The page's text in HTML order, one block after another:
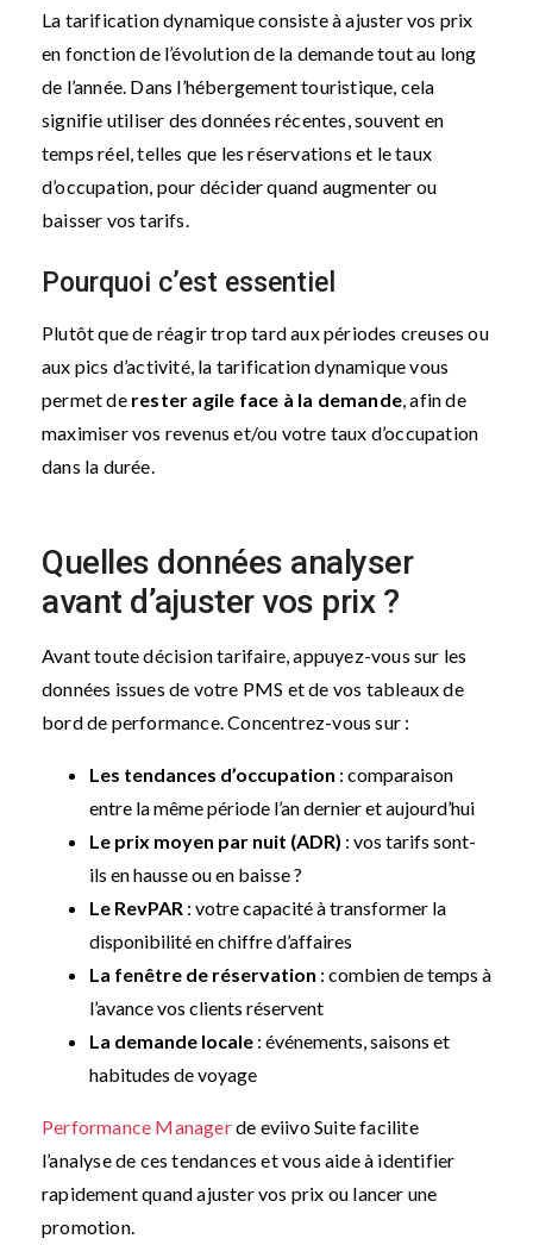
La tarification dynamique consiste à ajuster vos prix
en fonction de l’évolution de la demande tout au long
de l’année. Dans l’hébergement touristique, cela
signifie utiliser des données récentes, souvent en
temps réel, telles que les réservations et le taux
d’occupation, pour décider quand augmenter ou
baisser vos tarifs.
Pourquoi c’est essentiel
Plutôt que de réagir trop tard aux périodes creuses ou
aux pics d’activité, la tarification dynamique vous
permet de rester agile face à la demande, afin de
maximiser vos revenus et/ou votre taux d’occupation
dans la durée.
Quelles données analyser
avant d’ajuster vos prix ?
Avant toute décision tarifaire, appuyez-vous sur les
données issues de votre PMS et de vos tableaux de
bord de performance. Concentrez-vous sur :
Les tendances d’occupation : comparaison
entre la même période l’an dernier et aujourd’hui
Le prix moyen par nuit (ADR) : vos tarifs sont-
ils en hausse ou en baisse ?
Le RevPAR : votre capacité à transformer la
disponibilité en chiffre d’affaires
La fenêtre de réservation : combien de temps à
l’avance vos clients réservent
La demande locale : événements, saisons et
habitudes de voyage
Performance Managerde eviivo Suite facilite
l’analyse de ces tendances et vous aide à identifier
rapidement quand ajuster vos prix ou lancer une
promotion.